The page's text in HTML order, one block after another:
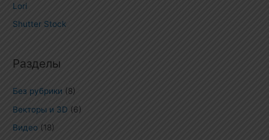
Lori
Shutter Stock
Разделы
Без рубрики (8)
Векторы и 3D (6)
Видео (18)